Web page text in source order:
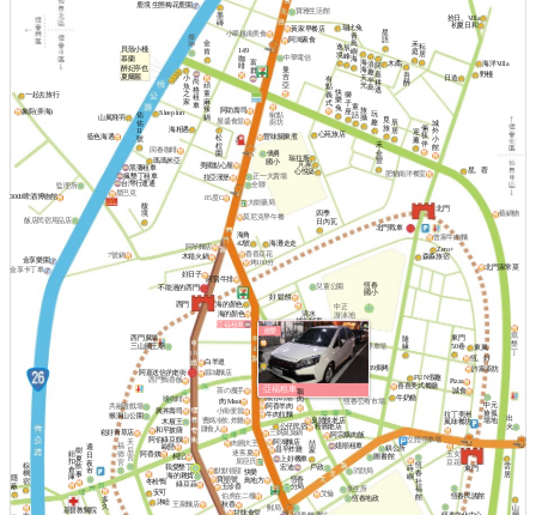
遊樂
亞福租車
中華電信
富
群
149
咖
啡
燦
坤
尚
格
租
車
慕蘭
美國點心屋
拉亞漢堡
85度C
瑪瑪米亞
黑藩租車
木箱火鍋
山風飛羽
藍色海遇
監理所
初夏日和
僑勇
國小
正一大賣場
全聯
莫尼克早午餐
四季
日內瓦
不能過的西門
北門戰車
北門
西門
海的顏色
海的顏色
亞福租車
兒童公園 恆春
國小
中正
游泳池
清水
越南料理
小牛村
阿賢牛排
包手
縣城
立體停車場
39焗烤
恆春公有市場
福記蒸餃
黑仔の店
阿香羊肉
阿鴻麵店
宏迪 戶政
恆春
分局
東門
50巷 東風
中元
搶孤
場地
出
火
東門
鎮公所
圖書館
消防局
衛生所
恆春地政
艾倫
白羊道
屈臣氏
秋香
西門廣場
三山國王廟
阿嘉送信的老街
木屐王
阿伯綠豆饌
天
后
宮
週
日
夜
市
基督教醫院
柯記
我愛墾丁
綠豆蒜
王家麵店
海相遇
郵局
豐味關東煮
城
外
小
館
粉圓老店
臭脯餅老店
歐戀
墨
磚
鹿境 生態梅花鹿園
瘋墾丁租車
好日子
野棧
3000啤酒博物館
沐睦
北門家常菜
Zero+
崧好青草店
迎
薰
寶順號
玉珍香
快樂
鳥地方
阿婆大腸包香腸
佑
佑
11
號
公仔民宿
黃家早餐店
恆。好
阿潭姨素材料
多
久
冬粉鴨
牛肉拉麵
象廚(弄海)
日造
興丼壽司
阿鴻素食
上好機車
拾日。Villa
台灣行運通
寶雅生活館
鈕
扣
倉
庫
茶の魔手
曹媽冷飲.炸雞
貝殼小棧
樹
夏
飲
事
默默很甜
昌平炸雞
海的雜貨
棕
櫚
宿
隨
緣
安可
Pizza
牛奶糖
金
肯
拉丁美洲
風味餐坊
瑞比兔
一起去旅行
星巴克
誠食
迷客夏
FUN假趣
旅
攝
夏爾麗
甘味食堂
海灘走走
小
魚
之
家
耘
居
吾
醉
禾
庭
芃家
童
話
獅
子
座 玩
趣
快
樂
兔
辰
居
心悅築
海
海
天
光
立體停車場
曾家牛肉麵
小翠越南美食
三張椅髮廊
屋盛食堂
7號鍋
大樹藥局
共融遊戲場
猴洞山公園
玉女
豆花
頑
童
麻
辣
鍋
許家廚坊
隱
蔽
倆
筷
伴
森淼旅宿
馥
境
飯店民宿用品店
阿琴麵店
阿助壽司
嗜咖啡
肥貓南洋餐室
窩
墾
丁
肉圓大王
三媽臭臭鍋
縣城麵店
海洋Villa
浪
趣
半
島
瑞拉斯
辰
峰
小南便當
蒔
嶼
恆
春
社
福
館
逸
境
山
好 鬆餅
星。蓿
和平披薩
青
鳥
嶼
海
阿
嘉
耕
逃
木矞
心苑旅店
禾
金
豐
Sleep lnn
松
桯
園
覓
旅
鵝
肉
喆
家
肉 Meat
曼
吉
亞
醉妃亭也
金享樂園
阿宗爌肉飯
雲
居
恆春民謠館
喜喜美式餐廳
有
點
義
式
伯虎在二樓
回春咖啡
海角
42號
藝鍋物
金享卡丁車
福
德
宮
星
語
阿香姨
椒點
廚坊
嬑順租車
烤100分
香香豆花
賺食人
西門鴨香飯